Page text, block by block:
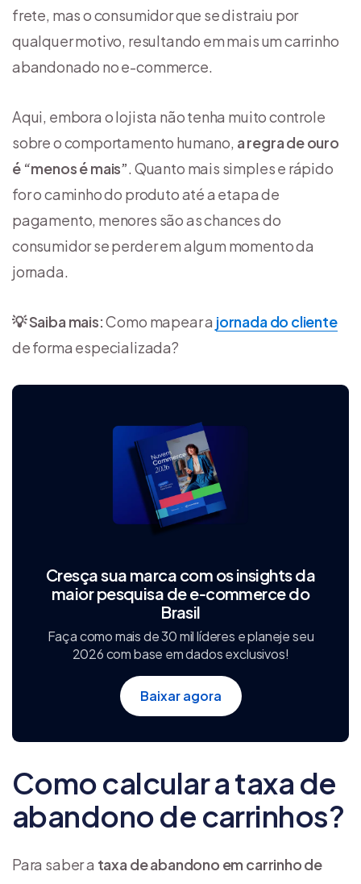
frete, mas o consumidor que se distraiu por
qualquer motivo, resultando em mais um carrinho
abandonado no e-commerce.
Aqui, embora o lojista não tenha muito controle
sobre o comportamento humano, a regra de ouro
é “menos é mais”. Quanto mais simples e rápido
for o caminho do produto até a etapa de
pagamento, menores são as chances do
consumidor se perder em algum momento da
jornada.
💡 Saiba mais:Como mapear a jornada do cliente
de forma especializada?
Cresça sua marca com os insights da
maior pesquisa de e‑commerce do
Brasil
Faça como mais de 30 mil líderes e planeje seu
2026 com base em dados exclusivos!
Baixar agora
Como calcular a taxa de
abandono de carrinhos?
Para saber a taxa de abandono em carrinho de